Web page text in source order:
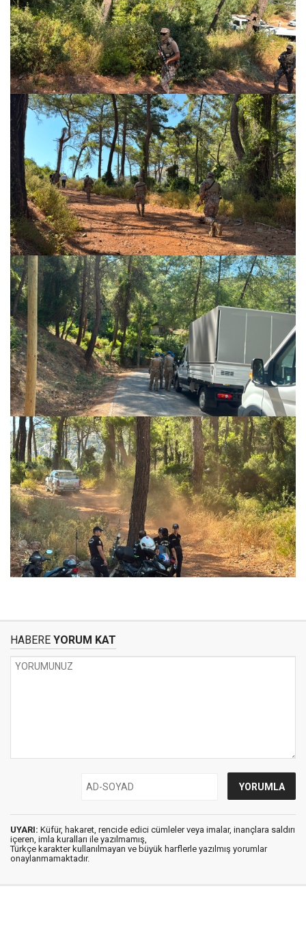
HABERE YORUM KAT
UYARI: Küfür, hakaret, rencide edici cümleler veya imalar, inançlara saldırı
içeren, imla kuralları ile yazılmamış,
Türkçe karakter kullanılmayan ve büyük harflerle yazılmış yorumlar
onaylanmamaktadır.